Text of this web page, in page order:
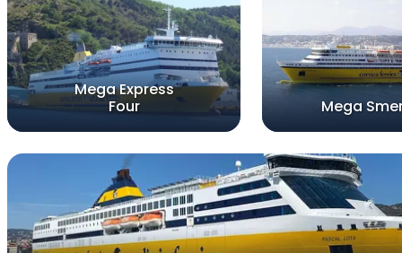
Mega Express
Four
Mega